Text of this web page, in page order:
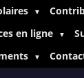
▼
en ligne ▼
▼